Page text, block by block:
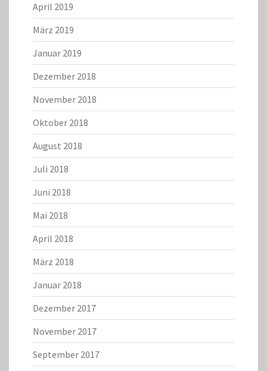
April 2019
März 2019
Januar 2019
Dezember 2018
November 2018
Oktober 2018
August 2018
Juli 2018
Juni 2018
Mai 2018
April 2018
März 2018
Januar 2018
Dezember 2017
November 2017
September 2017